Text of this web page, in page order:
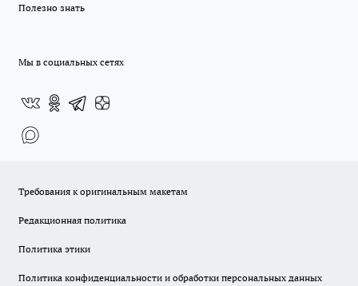
Полезно знать
Мы в социальных сетях
Требования к оригинальным макетам
Редакционная политика
Политика этики
Политика конфиденциальности и обработки персональных данных